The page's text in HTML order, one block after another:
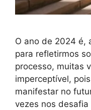
O ano de 2024 é,
para refletirmos
processo, muitas
imperceptível,
manifestar no
vezes nos